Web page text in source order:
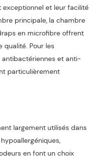
et leur facilité
principale, la chambre
en microfibre offrent
qualité. Pour les
antibactériennes et anti-
particulièrement
largement utilisés dans
en font un choix